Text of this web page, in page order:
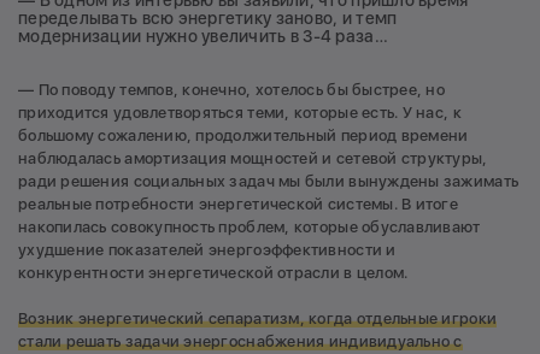
переделывать всю энергетику заново, и темп
модернизации нужно увеличить в 3-4 раза…
— По поводу темпов, конечно, хотелось бы быстрее, но
приходится удовлетворяться теми, которые есть. У нас, к
большому сожалению, продолжительный период времени
наблюдалась амортизация мощностей и сетевой структуры,
ради решения социальных задач мы были вынуждены зажимать
реальные потребности энергетической системы. В итоге
накопилась совокупность проблем, которые обуславливают
ухудшение показателей энергоэффективности и
конкурентности энергетической отрасли в целом.
Возник энергетический сепаратизм, когда отдельные игроки
стали решать задачи энергоснабжения индивидуально с